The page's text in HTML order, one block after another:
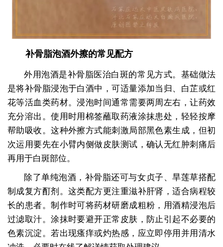
补骨脂泡酒外擦的常见配方
外用泡酒是补骨脂医治白斑的常见方式。基础做法
是将补骨脂浸泡于白酒中，可适量添加当归、白芷或红
花等活血类药材。浸泡时间通常需要两周左右，让药效
充分溶出。使用时用棉签蘸取药液涂抹患处，轻轻按摩
帮助吸收。这种外擦方式能刺激局部黑色素生成，但初
次运用要先在小臂内侧做皮肤测试，确认无红肿刺痛后
再用于白斑部位。
除了单纯泡酒，补骨脂还可与女贞子、旱莲草搭配
制成复方酊剂。这类配方更注重滋补肝肾，适合病程较
长的患者。制作时可将药材研磨成粗粉，用酒精浸泡后
过滤取汁。涂抹时要避开正常皮肤，防止引起不必要的
色素沉淀。若出现瘙痒或灼热感，应立即停用并用清水